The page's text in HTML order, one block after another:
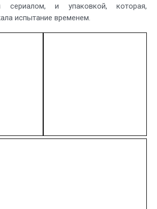
сериалом, и упаковкой, которая,
испытание временем.